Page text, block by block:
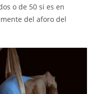
o de 50 si es en
del aforo del